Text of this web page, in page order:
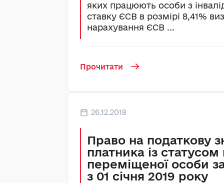
яких працюють особи з
ставку ЄСВ в розмірі 8,41%
нарахування ЄСВ ...
Прочитати
26.12.2018
Право на податкову
платника із
переміщеної особи
з 01 січня 2019 року